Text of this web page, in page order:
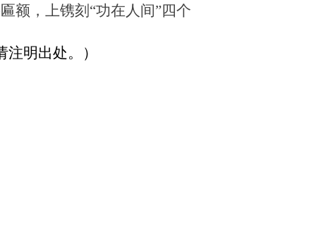
额，上镌刻“功在人间”四个
明出处。）